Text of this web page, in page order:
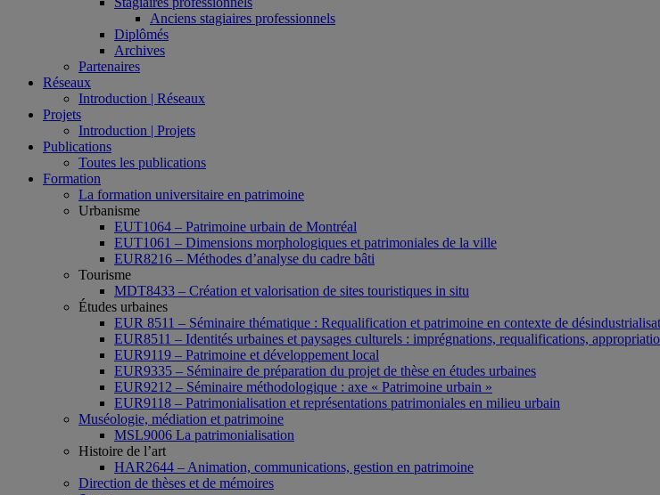
Anciens stagiaires professionnels
Diplômés
Archives
Partenaires
Réseaux
Introduction | Réseaux
Projets
Introduction | Projets
Publications
Toutes les publications
Formation
La formation universitaire en patrimoine
Urbanisme
EUT1064 – Patrimoine urbain de Montréal
EUT1061 – Dimensions morphologiques et patrimoniales de la ville
EUR8216 – Méthodes d’analyse du cadre bâti
Tourisme
MDT8433 – Création et valorisation de sites touristiques in situ
Études urbaines
EUR 8511 – Séminaire thématique : Requalification et patrimoine en contexte de
EUR8511 – Identités urbaines et paysages culturels : imprégnations, requalifications,
EUR9119 – Patrimoine et développement local
EUR9335 – Séminaire de préparation du projet de thèse en études urbaines
EUR9212 – Séminaire méthodologique : axe « Patrimoine urbain »
EUR9118 – Patrimonialisation et représentations patrimoniales en milieu urbain
Muséologie, médiation et patrimoine
MSL9006 La patrimonialisation
Histoire de l’art
HAR2644 – Animation, communications, gestion en patrimoine
Direction de thèses et de mémoires